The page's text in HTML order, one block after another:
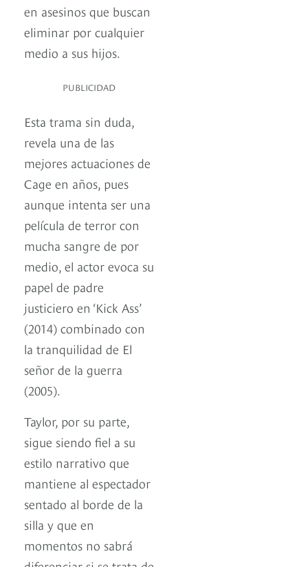
en asesinos que buscan
eliminar por cualquier
medio a sus hijos.
PUBLICIDAD
Esta trama sin duda,
revela una de las
mejores actuaciones de
Cage en años, pues
aunque intenta ser una
película de terror con
mucha sangre de por
medio, el actor evoca su
papel de padre
justiciero en ‘Kick Ass’
(2014) combinado con
la tranquilidad de El
señor de la guerra
(2005).
Taylor, por su parte,
sigue siendo fiel a su
estilo narrativo que
mantiene al espectador
sentado al borde de la
silla y que en
momentos no sabrá